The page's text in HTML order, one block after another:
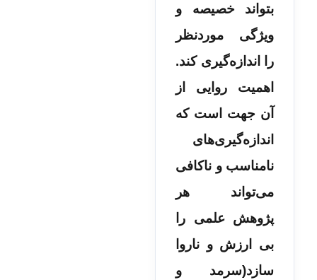
بتواند خصیصه و
ویژگی موردنظر
را اندازه‌گیری کند.
اهمیت روایی از
آن جهت است که
اندازه‌گیری‌های
نامناسب و ناکافی
می‌تواند هر
پژوهش علمی را
بی ارزش و ناروا
سازد(سرمد و